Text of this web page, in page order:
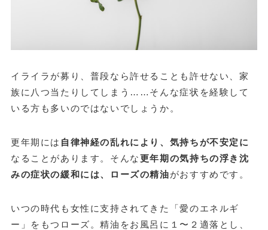
イライラが募り、普段なら許せることも許せない、家
族に八つ当たりしてしまう……そんな症状を経験して
いる方も多いのではないでしょうか。
更年期には 自律神経の乱れにより、気持ちが不安定に
なることがあります。そんな更年期の気持ちの浮き沈
みの症状の緩和には、ローズの精油がおすすめです。
いつの時代も女性に支持されてきた「愛のエネルギ
ー」をもつローズ。精油をお風呂に１〜２適落とし、